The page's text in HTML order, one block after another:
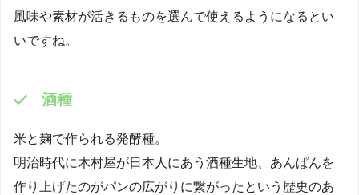
風味や素材が活きるものを選んで使えるようになるとい
いですね。
酒種
米と麹で作られる発酵種。
明治時代に木村屋が日本人にあう酒種生地、あんぱんを
作り上げたのがパンの広がりに繋がったという歴史のあ